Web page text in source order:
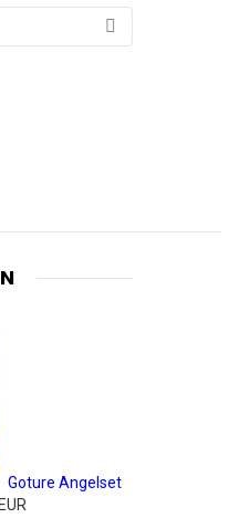
Goture Angelset